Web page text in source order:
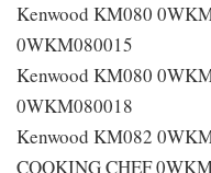
Kenwood KM080
0WKM080015
Kenwood KM080
0WKM080018
Kenwood KM082
COOKING CHEF